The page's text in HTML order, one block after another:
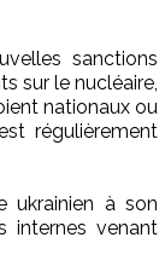
sanctions
sur le nucléaire,
nationaux ou
régulièrement
ukrainien à son
internes venant